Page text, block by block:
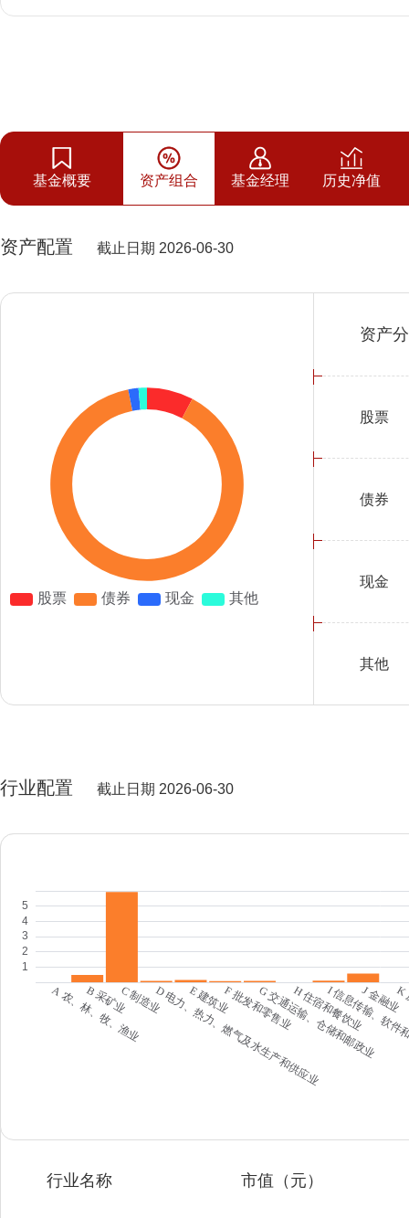
基金概要 资产组合 基金经理 历史净值
资产配置 截止日期 2026-06-30
资产
股票
债券
现金
其他
行业配置 截止日期 2026-06-30
行业名称 市值（元）